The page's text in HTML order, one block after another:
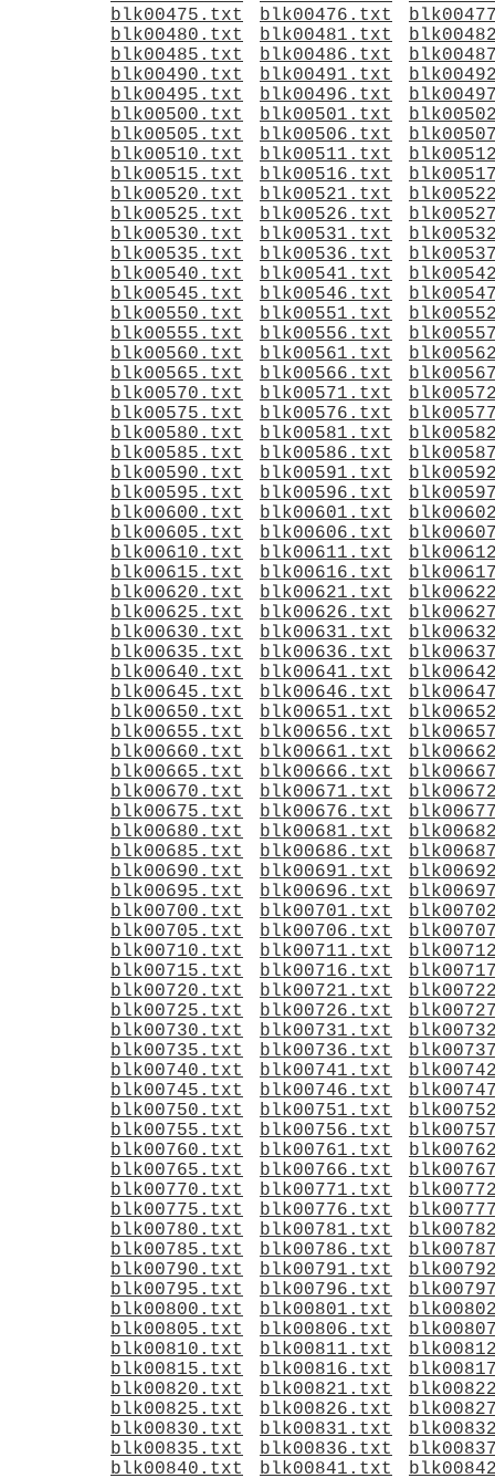
blk00475.txt
blk00476.txt
blk00480.txt
blk00481.txt
blk00485.txt
blk00486.txt
blk00490.txt
blk00491.txt
blk00495.txt
blk00496.txt
blk00500.txt
blk00501.txt
blk00505.txt
blk00506.txt
blk00510.txt
blk00511.txt
blk00515.txt
blk00516.txt
blk00520.txt
blk00521.txt
blk00525.txt
blk00526.txt
blk00530.txt
blk00531.txt
blk00535.txt
blk00536.txt
blk00540.txt
blk00541.txt
blk00545.txt
blk00546.txt
blk00550.txt
blk00551.txt
blk00555.txt
blk00556.txt
blk00560.txt
blk00561.txt
blk00565.txt
blk00566.txt
blk00570.txt
blk00571.txt
blk00575.txt
blk00576.txt
blk00580.txt
blk00581.txt
blk00585.txt
blk00586.txt
blk00590.txt
blk00591.txt
blk00595.txt
blk00596.txt
blk00600.txt
blk00601.txt
blk00605.txt
blk00606.txt
blk00610.txt
blk00611.txt
blk00615.txt
blk00616.txt
blk00620.txt
blk00621.txt
blk00625.txt
blk00626.txt
blk00630.txt
blk00631.txt
blk00635.txt
blk00636.txt
blk00640.txt
blk00641.txt
blk00645.txt
blk00646.txt
blk00650.txt
blk00651.txt
blk00655.txt
blk00656.txt
blk00660.txt
blk00661.txt
blk00665.txt
blk00666.txt
blk00670.txt
blk00671.txt
blk00675.txt
blk00676.txt
blk00680.txt
blk00681.txt
blk00685.txt
blk00686.txt
blk00690.txt
blk00691.txt
blk00695.txt
blk00696.txt
blk00700.txt
blk00701.txt
blk00705.txt
blk00706.txt
blk00710.txt
blk00711.txt
blk00715.txt
blk00716.txt
blk00720.txt
blk00721.txt
blk00725.txt
blk00726.txt
blk00730.txt
blk00731.txt
blk00735.txt
blk00736.txt
blk00740.txt
blk00741.txt
blk00745.txt
blk00746.txt
blk00750.txt
blk00751.txt
blk00755.txt
blk00756.txt
blk00760.txt
blk00761.txt
blk00765.txt
blk00766.txt
blk00770.txt
blk00771.txt
blk00775.txt
blk00776.txt
blk00780.txt
blk00781.txt
blk00785.txt
blk00786.txt
blk00790.txt
blk00791.txt
blk00795.txt
blk00796.txt
blk00800.txt
blk00801.txt
blk00805.txt
blk00806.txt
blk00810.txt
blk00811.txt
blk00815.txt
blk00816.txt
blk00820.txt
blk00821.txt
blk00825.txt
blk00826.txt
blk00830.txt
blk00831.txt
blk00835.txt
blk00836.txt
blk00840.txt
blk00841.txt